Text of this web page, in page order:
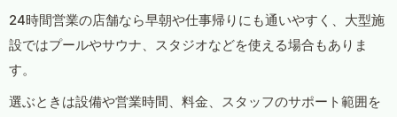
24時間営業の店舗なら早朝や仕事帰りにも通いやすく、大型施
設ではプールやサウナ、スタジオなどを使える場合もありま
す。
選ぶときは設備や営業時間、料金、スタッフのサポート範囲を